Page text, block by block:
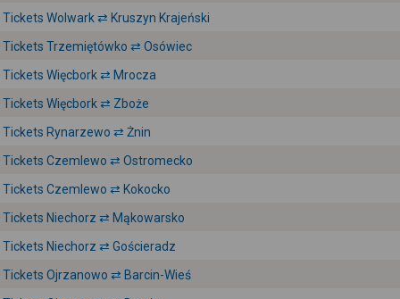
Tickets Wolwark ⇄ Kruszyn Krajeński
Tickets Trzemiętówko ⇄ Osówiec
Tickets Więcbork ⇄ Mrocza
Tickets Więcbork ⇄ Zboże
Tickets Rynarzewo ⇄ Żnin
Tickets Czemlewo ⇄ Ostromecko
Tickets Czemlewo ⇄ Kokocko
Tickets Niechorz ⇄ Mąkowarsko
Tickets Niechorz ⇄ Gościeradz
Tickets Ojrzanowo ⇄ Barcin-Wieś